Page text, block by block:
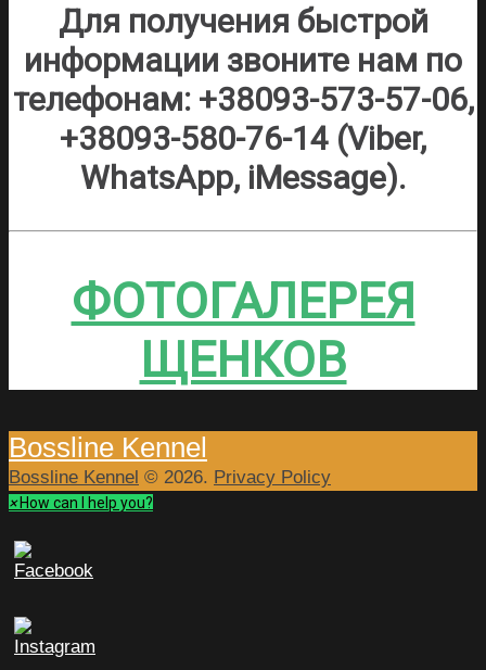
Для получения быстрой
информации звоните нам по
телефонам: +38093-573-57-06,
+38093-580-76-14 (Viber,
WhatsApp, iMessage).
ФОТОГАЛЕРЕЯ
ЩЕНКОВ
Bossline Kennel
Bossline Kennel © 2026. Privacy Policy
× How can I help you?